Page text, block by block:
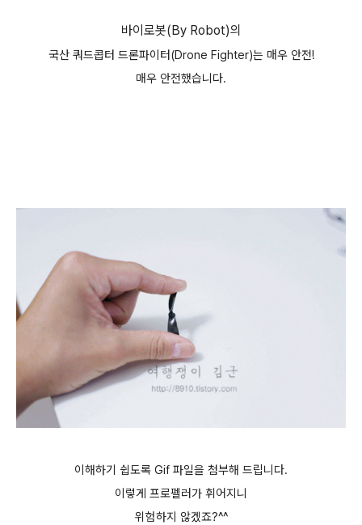
바이로봇(By Robot)의
국산 쿼드콥터 드론파이터(Drone Fighter)는 매우 안전!
매우 안전했습니다.
이해하기 쉽도록 Gif 파일을 첨부해 드립니다.
이렇게 프로펠러가 휘어지니
위험하지 않겠죠?^^